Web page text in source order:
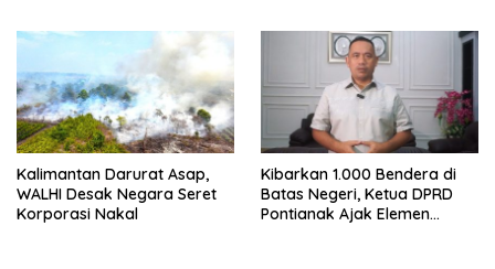
Kalimantan Darurat Asap,
WALHI Desak Negara Seret
Korporasi Nakal
Kibarkan 1.000 Bendera di
Batas Negeri, Ketua DPRD
Pontianak Ajak Elemen